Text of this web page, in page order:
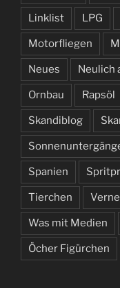
Linklist LPG
Motorfliegen
Neues Neulich
Ornbau Rapsöl
Skandiblog
Spanien
Tierchen
Was mit Medien
Öcher Figürchen